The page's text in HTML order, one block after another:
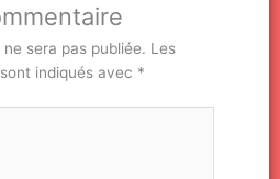
sera pas publiée. Les
indiqués avec *